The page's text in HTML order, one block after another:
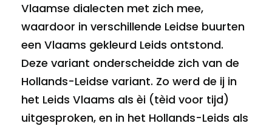
Vlaamse dialecten met zich mee,
waardoor in verschillende Leidse buurten
een Vlaams gekleurd Leids ontstond.
Deze variant onderscheidde zich van de
Hollands-Leidse variant. Zo werd de ij in
het Leids Vlaams als èi (tèid voor tijd)
uitgesproken, en in het Hollands-Leids als